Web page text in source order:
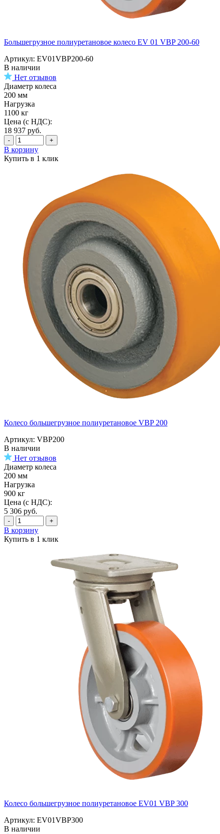
Большегрузное полиуретановое колесо EV 01 VBP 200-60
Артикул: EV01VBP200-60
В наличии
Нет отзывов
Диаметр колеса
200 мм
Нагрузка
1100 кг
Цена (с НДС):
18 937 руб.
- +
В корзину
Купить в 1 клик
Колесо большегрузное полиуретановое VBP 200
Артикул: VBP200
В наличии
Нет отзывов
Диаметр колеса
200 мм
Нагрузка
900 кг
Цена (с НДС):
5 306 руб.
- +
В корзину
Купить в 1 клик
Колесо большегрузное полиуретановое EV01 VBP 300
Артикул: EV01VBP300
В наличии